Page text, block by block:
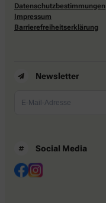
Datenschutzbestimmungen
Impressum
Barrierefreiheitserklärung
Newsletter
Social Media